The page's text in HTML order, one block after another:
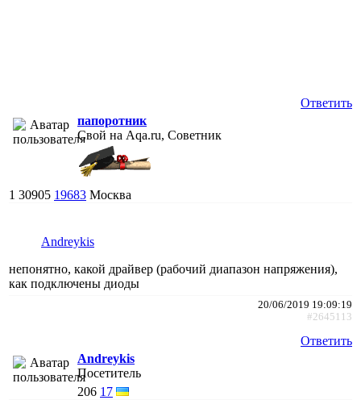
Ответить
папоротник
Свой на Aqa.ru, Советник
1 30905 19683 Москва
Andreykis
непонятно, какой драйвер (рабочий диапазон напряжения),
как подключены диоды
20/06/2019 19:09:19
#2645113
Ответить
Andreykis
Посетитель
206 17